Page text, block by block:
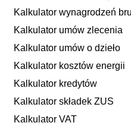
Kalkulator wynagrodzeń
Kalkulator umów zlecenia
Kalkulator umów o dzieło
Kalkulator kosztów energii
Kalkulator kredytów
Kalkulator składek ZUS
Kalkulator VAT